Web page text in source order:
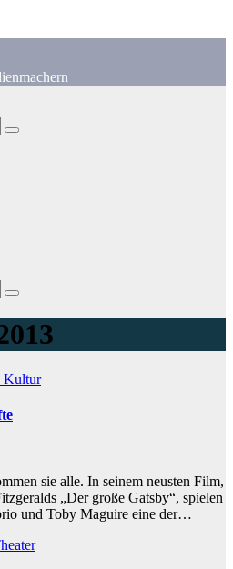
Kultur
sie alle. In seinem neusten Film,
„Der große Gatsby“, spielen
und Toby Maguire eine der…